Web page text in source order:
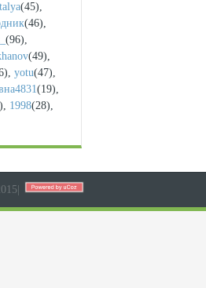
(45),
(46),
(96),
(49),
, yotu(47),
(19),
, 1998(28),